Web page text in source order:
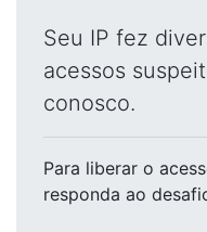
Seu IP fez
acessos
conosco.
Para liberar o
responda ao